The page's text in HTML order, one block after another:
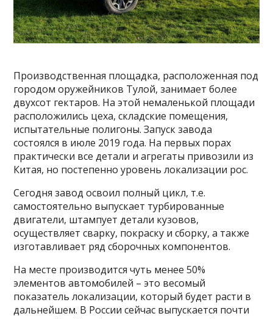
Производственная площадка, расположенная под
городом оружейников Тулой, занимает более
двухсот гектаров. На этой немаленькой площади
расположились цеха, складские помещения,
испытательные полигоны. Запуск завода
состоялся в июле 2019 года. На первых порах
практически все детали и агрегаты привозили из
Китая, но постепенно уровень локализации рос.
Сегодня завод освоил полный цикл, т.е.
самостоятельно выпускает турбированные
двигатели, штампует детали кузовов,
осуществляет сварку, покраску и сборку, а также
изготавливает ряд сборочных компонентов.
На месте производится чуть менее 50%
элементов автомобилей – это весомый
показатель локализации, который будет расти в
дальнейшем. В России сейчас выпускается почти